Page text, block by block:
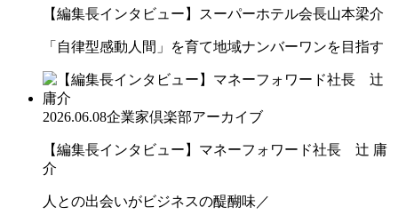
【編集長インタビュー】スーパーホテル会長山本梁介
「自律型感動人間」を育て地域ナンバーワンを目指す
2026.06.08企業家倶楽部アーカイブ
【編集長インタビュー】マネーフォワード社長 辻 庸
介
人との出会いがビジネスの醍醐味／